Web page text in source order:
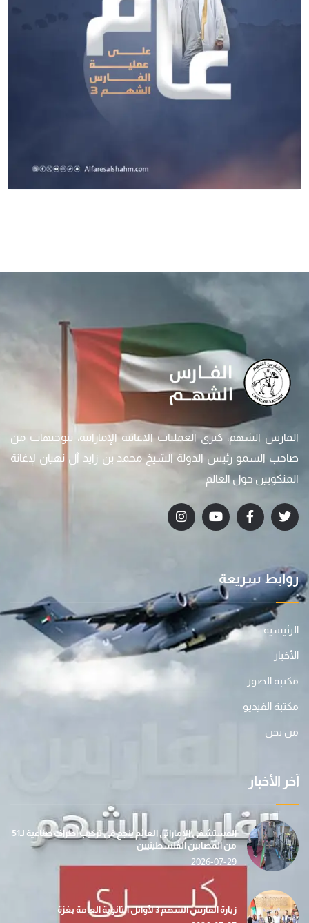
الفارس الشهم، كبرى العمليات الاغاثية الإماراتية، بتوجيهات من
صاحب السمو رئيس الدولة الشيخ محمد بن زايد آل نهيان لإغاثة
المنكوبين حول العالم
روابط سريعة
الرئيسية
الأخبار
مكتبة الصور
مكتبة الفيديو
من نحن
آخر الأخبار
المستشفى الإماراتي العائم ينجح في تركيب أطراف صناعية لـ51
من المصابين الفلسطينيين
2026-07-29
زيارة الفارس الشهم 3 لأوائل الثانوية العامة بغزة